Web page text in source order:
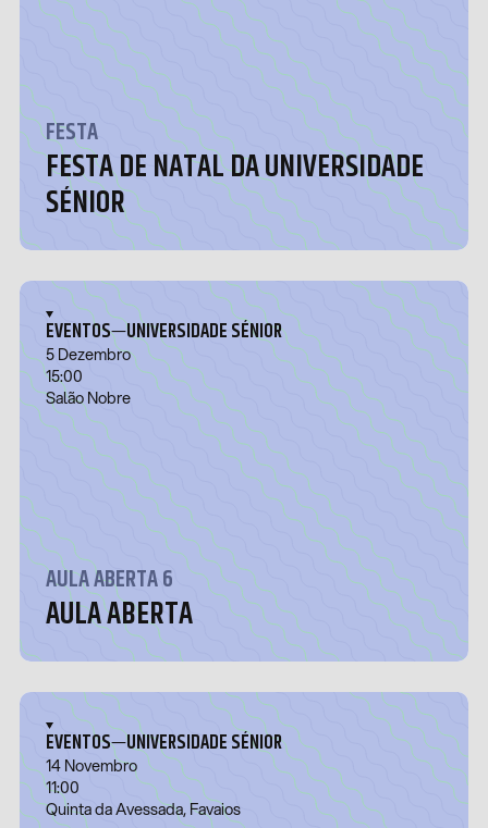
FESTA
FESTA DE NATAL DA UNIVERSIDADE
SÉNIOR
EVENTOS—UNIVERSIDADE SÉNIOR
5 Dezembro
15:00
Salão Nobre
AULA ABERTA 6
AULA ABERTA
EVENTOS—UNIVERSIDADE SÉNIOR
14 Novembro
11:00
Quinta da Avessada, Favaios